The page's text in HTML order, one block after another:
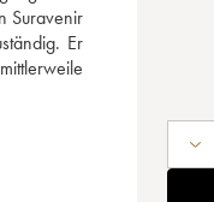
Suravenir
Er